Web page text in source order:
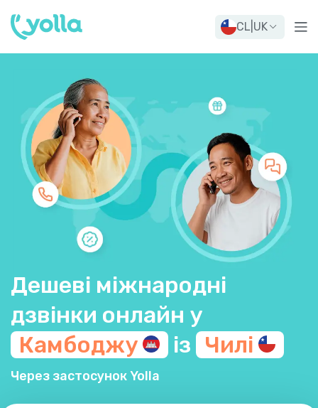
CL UK
Дешеві міжнародні
дзвінки онлайн у
Камбоджу
із Чилі
Через застосунок Yolla